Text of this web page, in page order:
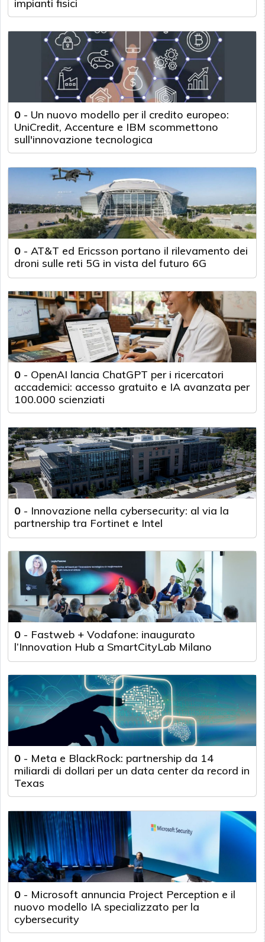
impianti fisici
0 - Un nuovo modello per il credito europeo:
UniCredit, Accenture e IBM scommettono
sull'innovazione tecnologica
0 - AT&T ed Ericsson portano il rilevamento dei
droni sulle reti 5G in vista del futuro 6G
0 - OpenAI lancia ChatGPT per i ricercatori
accademici: accesso gratuito e IA avanzata per
100.000 scienziati
0 - Innovazione nella cybersecurity: al via la
partnership tra Fortinet e Intel
0 - Fastweb + Vodafone: inaugurato
l’Innovation Hub a SmartCityLab Milano
0 - Meta e BlackRock: partnership da 14
miliardi di dollari per un data center da record in
Texas
0 - Microsoft annuncia Project Perception e il
nuovo modello IA specializzato per la
cybersecurity